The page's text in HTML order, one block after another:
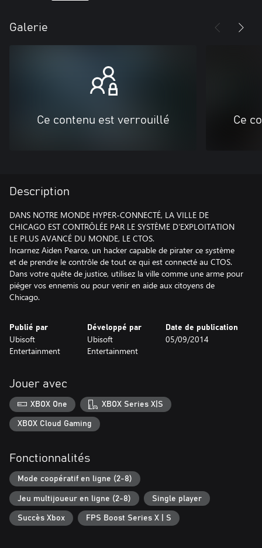
Galerie
Ce contenu est verrouillé Ce
Description
DANS NOTRE MONDE HYPER-CONNECTÉ, LA VILLE DE
CHICAGO EST CONTRÔLÉE PAR LE SYSTÈME D’EXPLOITATION
LE PLUS AVANCÉ DU MONDE, LE CTOS.
Incarnez Aiden Pearce, un hacker capable de pirater ce système
et de prendre le contrôle de tout ce qui est connecté au CTOS.
Dans votre quête de justice, utilisez la ville comme une arme pour
piéger vos ennemis ou pour venir en aide aux citoyens de
Chicago.
Publié par
Ubisoft
Entertainment
Développé par
Ubisoft
Entertainment
Date de publication
05/09/2014
Jouer avec
XBOX One XBOX Series X|S
XBOX Cloud Gaming
Fonctionnalités
Mode coopératif en ligne (2-8)
Jeu multijoueur en ligne (2-8) Single player
Succès Xbox FPS Boost Series X | S